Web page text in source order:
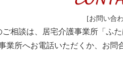
[お問い合
ご相談は、居宅介護事業所「ふ
業所へお電話いただくか、お問